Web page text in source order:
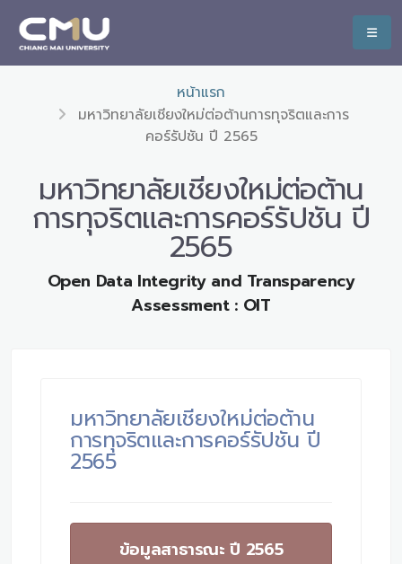
หน้าแรก
มหาวิทยาลัยเชียงใหม่ต่อต้านการทุจริตและการ
คอร์รัปชัน ปี 2565
มหาวิทยาลัยเชียงใหม่ต่อต้าน
การทุจริตและการคอร์รัปชัน ปี
2565
Open Data Integrity and Transparency
Assessment : OIT
มหาวิทยาลัยเชียงใหม่ต่อต้าน
การทุจริตและการคอร์รัปชัน ปี
2565
ข้อมูลสาธารณะ ปี 2565